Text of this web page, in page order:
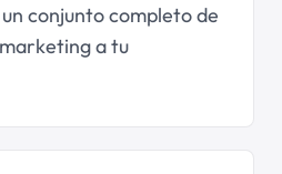
conjunto completo de
a tu